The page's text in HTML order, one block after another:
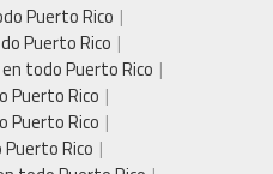
Puerto Rico
Puerto Rico
todo Puerto Rico
Puerto Rico
Puerto Rico
Rico